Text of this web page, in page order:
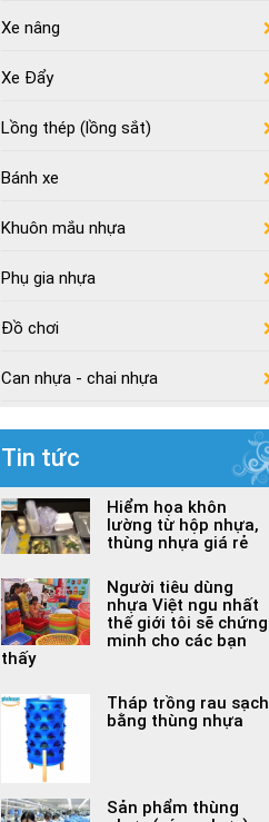
Xe nâng
Xe Đẩy
Lồng thép (lồng sắt)
Bánh xe
Khuôn mắu nhựa
Phụ gia nhựa
Đồ chơi
Can nhựa - chai nhựa
Tin tức
Hiểm họa khôn
lường từ hộp nhựa,
thùng nhựa giá rẻ
Người tiêu dùng
nhựa Việt ngu nhất
thế giới tôi sẽ chứng
minh cho các bạn
thấy
Tháp trồng rau sạch
bằng thùng nhựa
Sản phẩm thùng